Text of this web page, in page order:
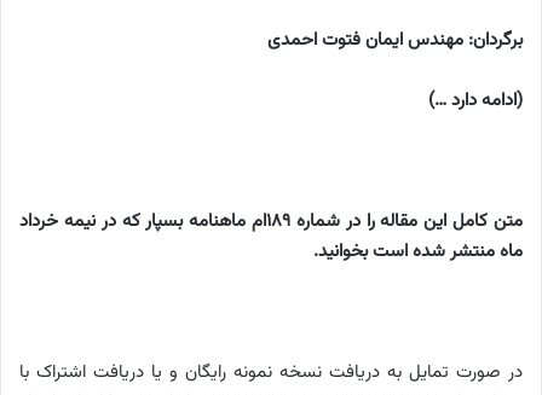
برگردان: مهندس ایمان فتوت احمدی
(ادامه دارد …)
متن کامل این مقاله را در شماره 189ام ماهنامه بسپار که در نیمه خرداد
ماه منتشر شده است بخوانید.
در صورت تمایل به دریافت نسخه نمونه رایگان و یا دریافت اشتراک با